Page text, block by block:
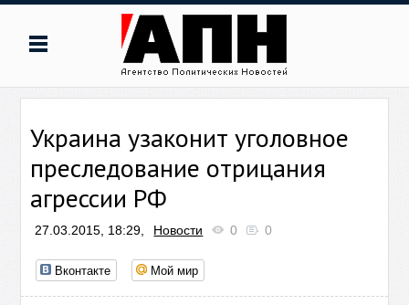
Украина узаконит уголовное
преследование отрицания
агрессии РФ
27.03.2015, 18:29, Новости 0 0
Вконтакте Мой мир